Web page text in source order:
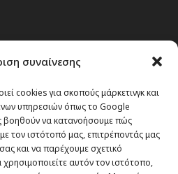
συναίνεσης
cookies για σκοπούς μάρκετινγκ και
υπηρεσιών όπως το Google
βοηθούν να κατανοήσουμε πώς
τον ιστότοπό μας, επιτρέποντάς μας
και να παρέχουμε σχετικό
αυτόν τον ιστότοπο,
σου